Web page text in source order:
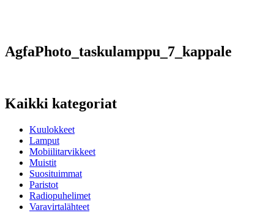
AgfaPhoto_taskulamppu_7_kappale
Kaikki kategoriat
Kuulokkeet
Lamput
Mobiilitarvikkeet
Muistit
Suosituimmat
Paristot
Radiopuhelimet
Varavirtalähteet